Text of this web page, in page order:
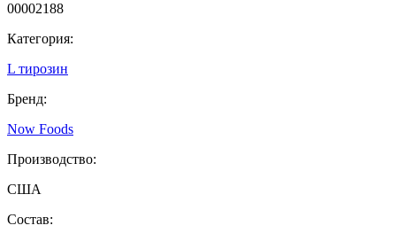
00002188
Категория:
L тирозин
Бренд:
Now Foods
Производство:
США
Состав: